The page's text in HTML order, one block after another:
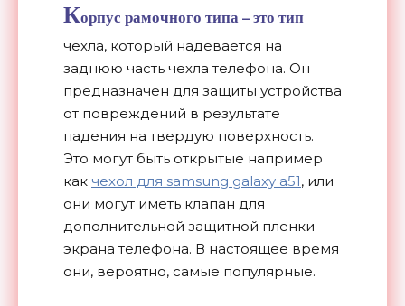
Корпус рамочного типа – это тип
чехла, который надевается на
заднюю часть чехла телефона. Он
предназначен для защиты устройства
от повреждений в результате
падения на твердую поверхность.
Это могут быть открытые например
как чехол для samsung galaxy a51, или
они могут иметь клапан для
дополнительной защитной пленки
экрана телефона. В настоящее время
они, вероятно, самые популярные.